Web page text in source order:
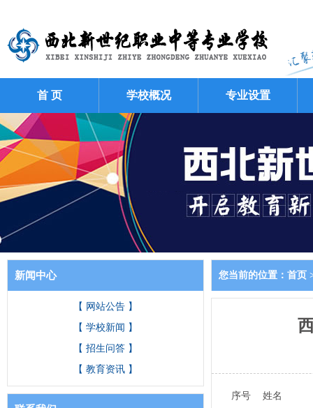
首 页 学校概况 专业设置
新闻中心
【 网站公告 】
【 学校新闻 】
【 招生问答 】
【 教育资讯 】
您当前的位置： 首页
序号 姓名